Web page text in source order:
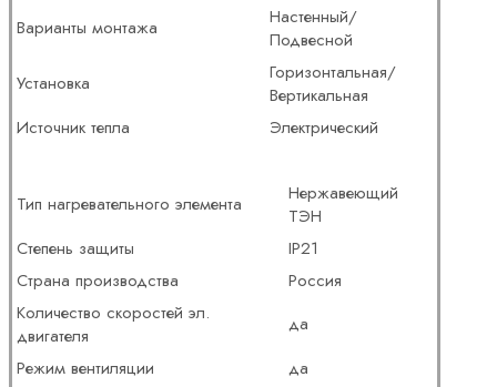
Варианты монтажа
Настенный/
Подвесной
Установка
Горизонтальная/
Вертикальная
Источник тепла
Электрический
Тип нагревательного элемента
Нержавеющий
ТЭН
Степень защиты
IP21
Страна производства
Россия
Количество скоростей эл.
двигателя
да
Режим вентиляции
да